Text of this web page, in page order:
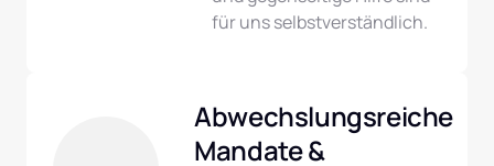
für uns selbstverständlich.
Abwechslungsreiche
Mandate &